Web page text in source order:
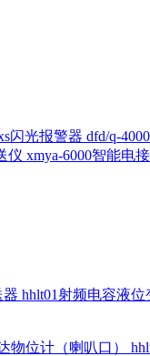
闪光报警器 dfd/q-
仪 xmya-6000智能电
器 hhlt01射频电容液位
物位计（喇叭口）